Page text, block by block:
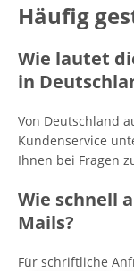
Häufig
Wie lautet
in
Von Deutschland
Kundenservice
Ihnen bei Fragen
Wie schnell
Mails?
Für schriftliche